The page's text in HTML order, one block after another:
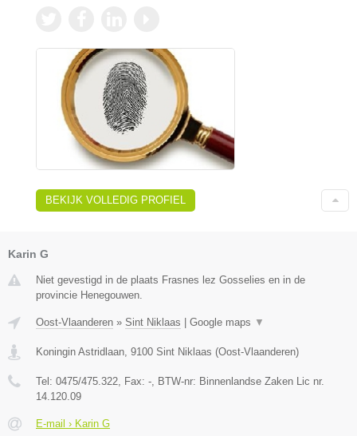
BEKIJK VOLLEDIG PROFIEL
Karin G
Niet gevestigd in de plaats Frasnes lez Gosselies en in de
provincie Henegouwen.
Oost-Vlaanderen » Sint Niklaas Google maps ▼
Koningin Astridlaan, 9100 Sint Niklaas (Oost-Vlaanderen)
Tel: 0475/475.322, Fax: -, BTW-nr: Binnenlandse Zaken Lic nr.
14.120.09
E-mail › Karin G